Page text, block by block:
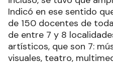
Indicó en ese sentido
de 150 docentes de
de entre 7 y 8
artísticos, que son 7:
visuales, teatro,